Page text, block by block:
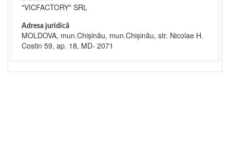
"VICFACTORY" SRL
Adresa juridică
MOLDOVA, mun.Chişinău, mun.Chişinău, str. Nicolae H.
Costin 59, ap. 18, MD- 2071